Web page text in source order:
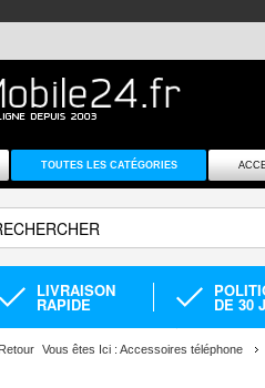
TOUTES LES CATÉGORIES
LIVRAISON
RAPIDE DE 30
Retour Vous êtes Ici : Accessoires téléphone